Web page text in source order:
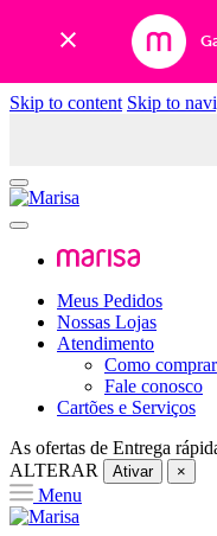
Skip to content Skip to
Meus Pedidos
Nossas Lojas
Atendimento
Como comprar
Fale conosco
Cartões e Serviços
As ofertas de Entrega
ALTERAR
Ativar ×
Menu